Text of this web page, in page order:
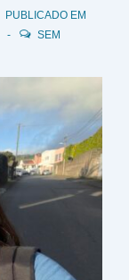
PUBLICADO EM
SEM